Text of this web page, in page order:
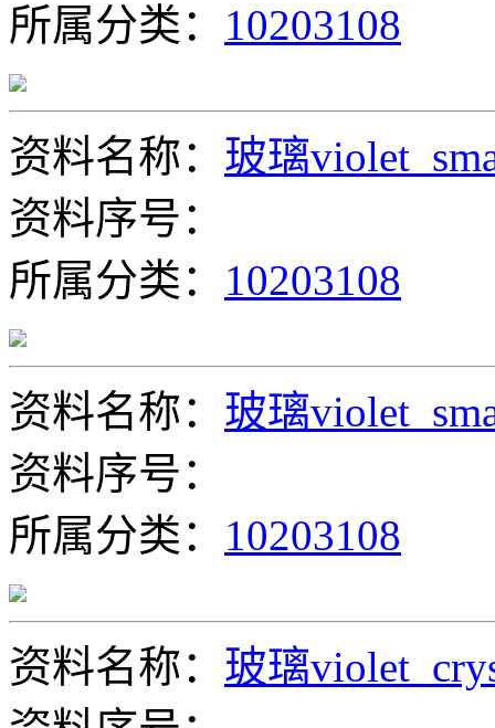
所属分类： 10203108
资料名称： 玻璃
资料序号：
所属分类： 10203108
资料名称： 玻璃
资料序号：
所属分类： 10203108
资料名称： 玻璃